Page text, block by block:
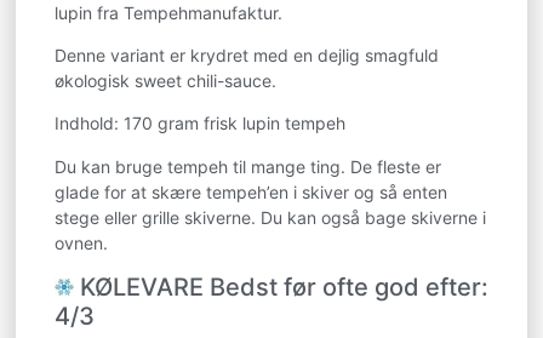
lupin fra Tempehmanufaktur.
Denne variant er krydret med en dejlig smagfuld
økologisk sweet chili-sauce.
Indhold: 170 gram frisk lupin tempeh
Du kan bruge tempeh til mange ting. De fleste er
glade for at skære tempeh’en i skiver og så enten
stege eller grille skiverne. Du kan også bage skiverne i
ovnen.
KØLEVARE Bedst før ofte god efter:
4/3